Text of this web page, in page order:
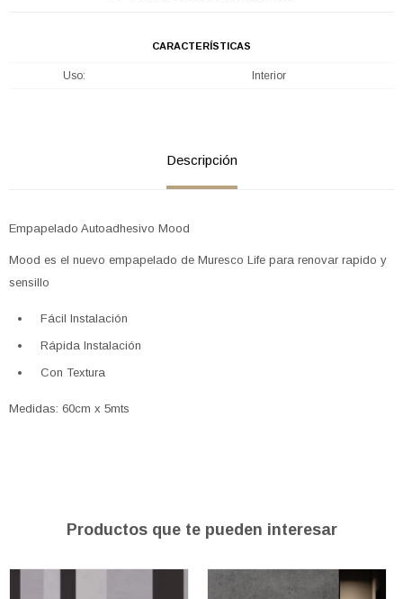
CARACTERÍSTICAS
Uso Interior
Descripción
Empapelado Autoadhesivo Mood
Mood es el nuevo empapelado de Muresco Life para renovar rapido y
sensillo
Fácil Instalación
Rápida Instalación
Con Textura
Medidas: 60cm x 5mts
Productos que te pueden interesar